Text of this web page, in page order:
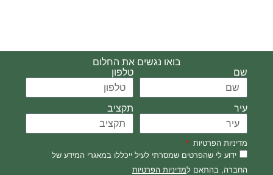
בואו נגשים את החלום
מדיניות הפרטיות
ידוע לי שהפרטים שמסרתי לעיל ייכללו במאגרי המידע של
החברה, בהתאם למדיניות הפרטיות
שם טלפון
עיר תקציב